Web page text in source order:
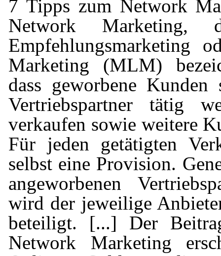
7 Tipps zum Network
Network Marketing,
Empfehlungsmarketing
Marketing (MLM)
dass geworbene Kunden
Vertriebspartner tätig
verkaufen sowie weitere
Für jeden getätigten
selbst eine Provision.
angeworbenen
wird der jeweilige
beteiligt. [...] Der
Network Marketing